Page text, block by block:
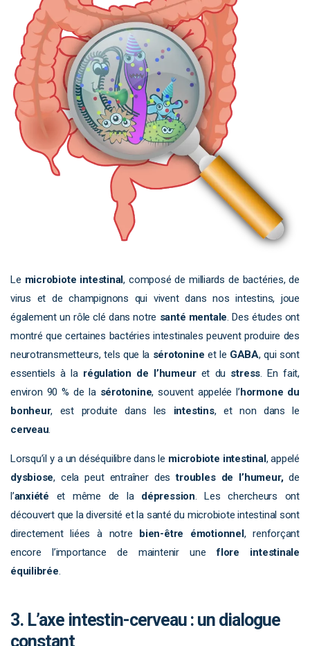
Le microbiote intestinal, composé de milliards de bactéries, de
virus et de champignons qui vivent dans nos intestins, joue
également un rôle clé dans notre santé mentale. Des études ont
montré que certaines bactéries intestinales peuvent produire des
neurotransmetteurs, tels que la sérotonine et le GABA, qui sont
essentiels à la régulation de l’humeuret du stress. En fait,
environ 90 % de la sérotonine, souvent appelée l’hormone du
bonheur, est produite dans les intestins, et non dans le
cerveau.
Lorsqu’il y a un déséquilibre dans le microbiote intestinal, appelé
dysbiose, cela peut entraîner destroubles de l’humeur,de
l’anxiété et même de la dépression. Les chercheurs ont
découvert que la diversité et la santé du microbiote intestinal sont
directement liées à notre bien-être émotionnel, renforçant
encore l’importance de maintenir uneflore intestinale
équilibrée.
3. L’axe intestin-cerveau : un dialogue
constant